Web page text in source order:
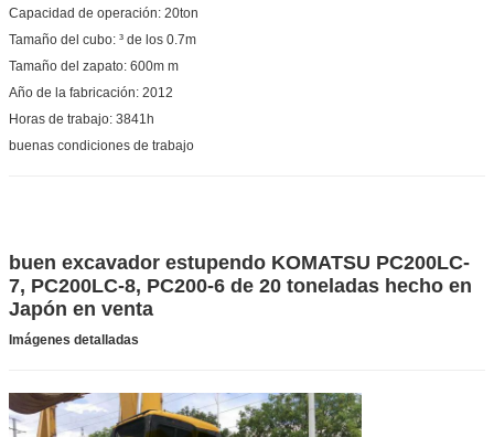
Capacidad de operación: 20ton
Tamaño del cubo: ³ de los 0.7m
Tamaño del zapato: 600m m
Año de la fabricación: 2012
Horas de trabajo: 3841h
buenas condiciones de trabajo
buen excavador estupendo KOMATSU PC200LC-
7, PC200LC-8, PC200-6 de 20 toneladas hecho en
Japón en venta
Imágenes detalladas